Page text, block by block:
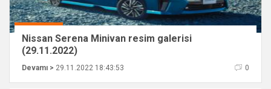
Nissan Serena Minivan resim galerisi
(29.11.2022)
Devamı > 29.11.2022 18:43:53 0